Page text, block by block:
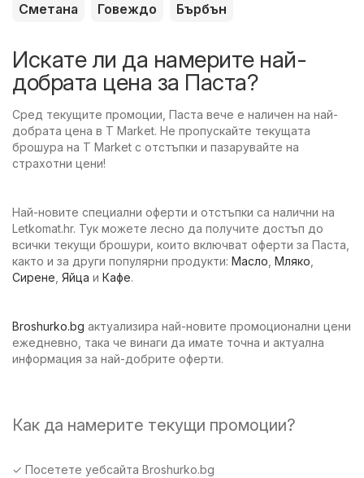
Сметана
Говеждо Бърбън
Искате ли да намерите най-
добрата цена за Паста?
Сред текущите промоции, Паста вече е наличен на най-
добрата цена в T Market. Не пропускайте текущата
брошура на T Market с отстъпки и пазарувайте на
страхотни цени!
Най-новите специални оферти и отстъпки са налични на
Letkomat.hr. Тук можете лесно да получите достъп до
всички текущи брошури, които включват оферти за Паста,
както и за други популярни продукти: Масло, Мляко,
Сирене, Яйца и Кафе.
Broshurko.bg актуализира най-новите промоционални цени
ежедневно, така че винаги да имате точна и актуална
информация за най-добрите оферти.
Как да намерите текущи промоции?
✓ Посетете уебсайта Broshurko.bg